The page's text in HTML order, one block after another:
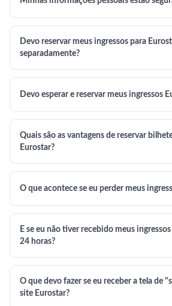
Devo reservar meus ingressos para
separadamente?
Devo esperar e reservar meus ingressos
Quais são as vantagens de reservar
Eurostar?
O que acontece se eu perder meus
E se eu não tiver recebido meus
24 horas?
O que devo fazer se eu receber a tela de
site Eurostar?